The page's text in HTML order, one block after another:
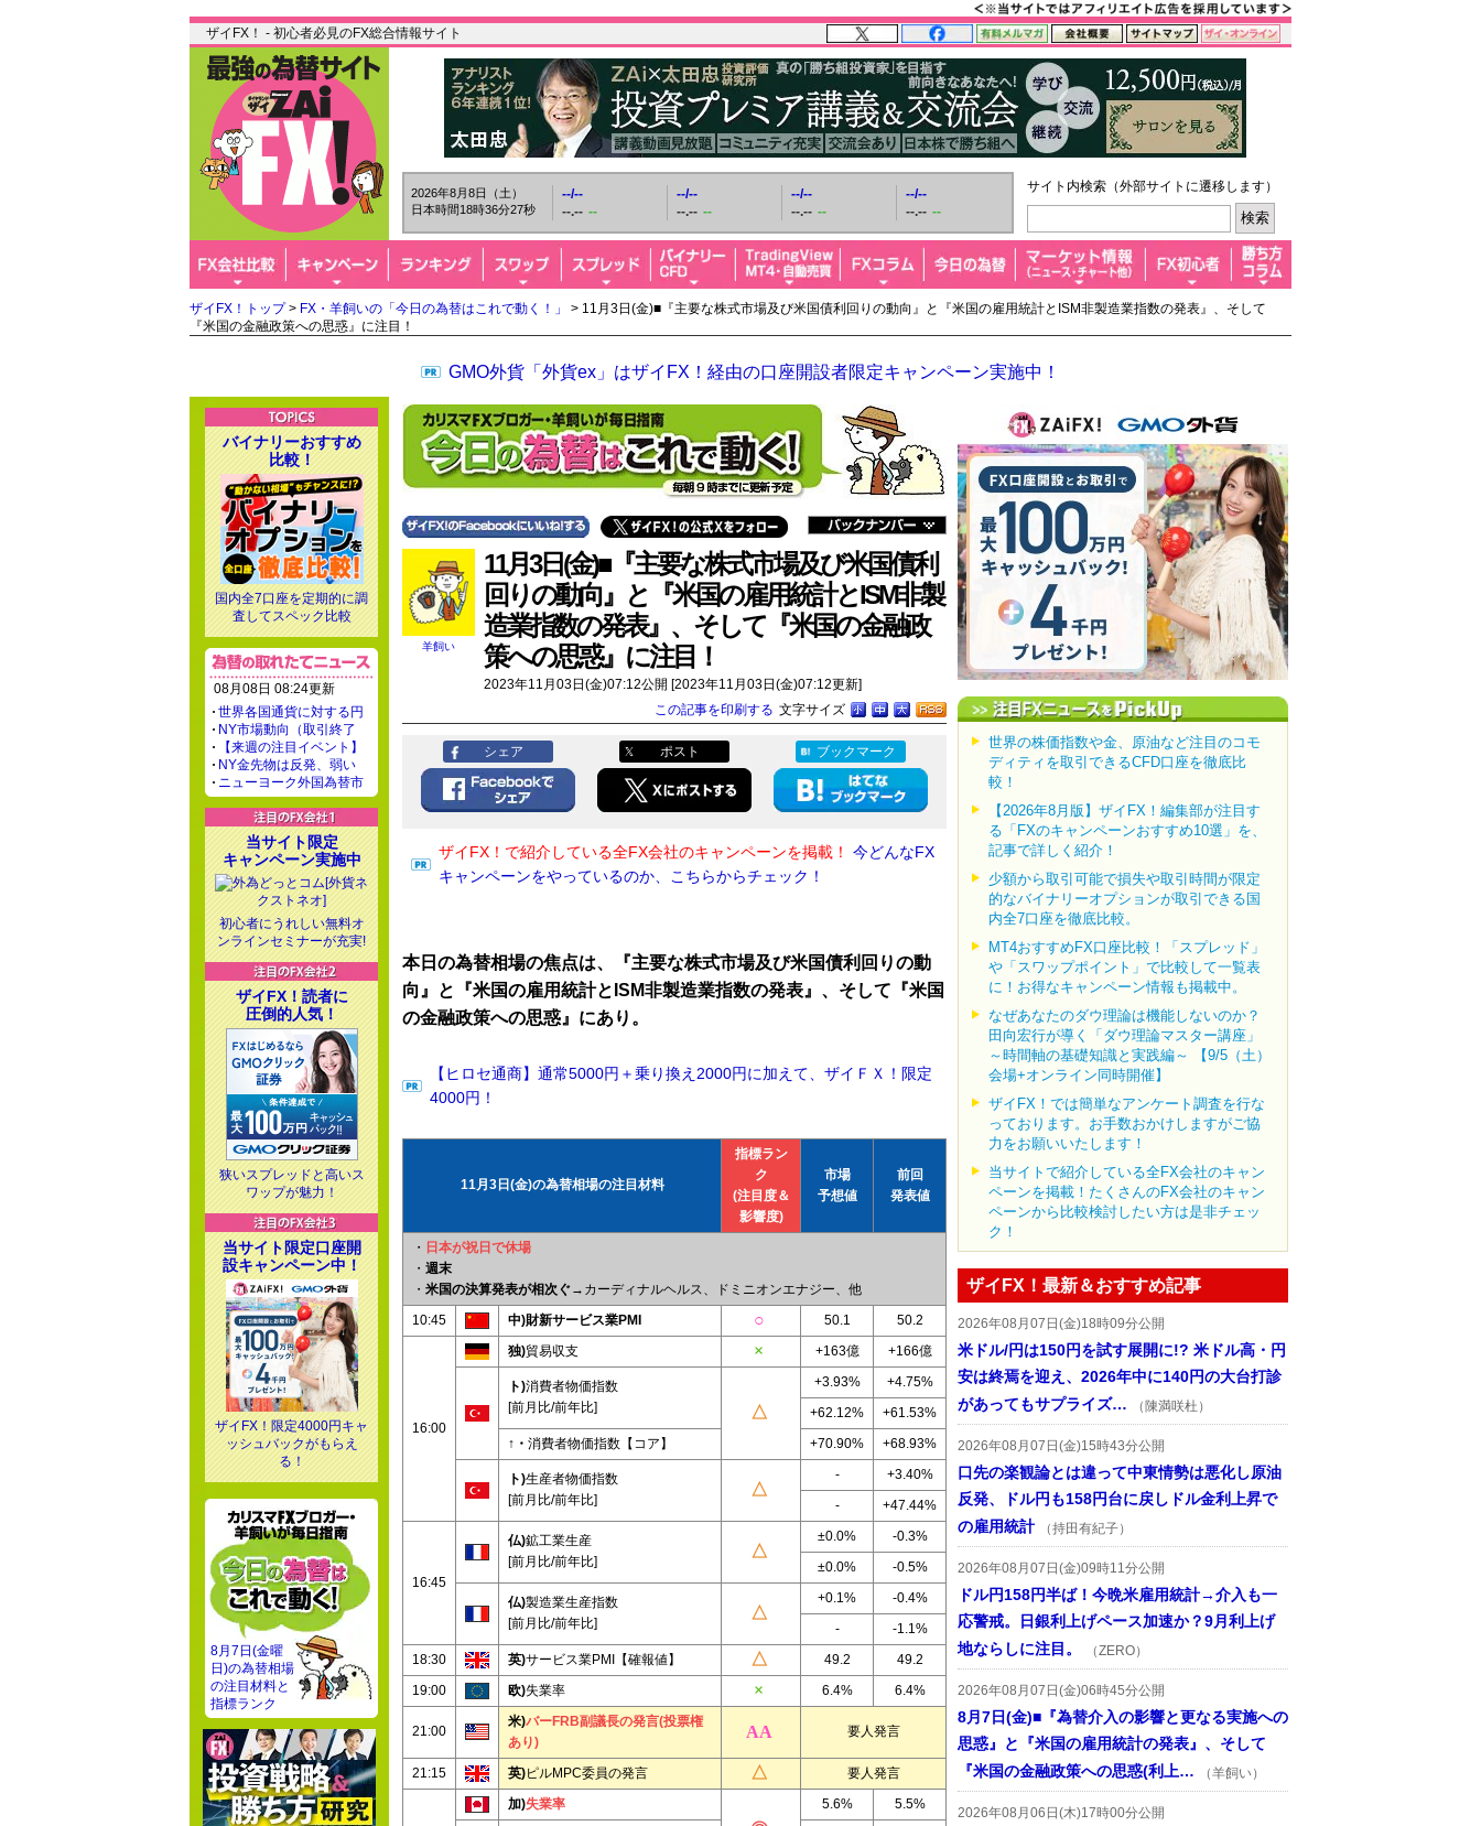
ザイFX！ - 初心者必見のFX総合情報サイト
2026年8月8日（土）
日本時間18時36分28秒
--/--
--.-- --
--/--
--.-- --
--/--
--.-- --
--/--
--.-- --
サイト内検索（外部サイトに遷移します）
ザイFX！トップ> FX・羊飼いの「今日の為替はこれで動く！」
> 11月3日(金)■『主要な株式市場及び米国債利回りの動向』と『米国の雇用統計とISM非製造業指数の発表』、そして
『米国の金融政策への思惑』に注目！
GMO外貨「外貨ex」はザイFX！経由の口座開設者限定キャンペーン実施中！
羊飼い
11月3日(金)■『主要な株式市場及び米国債利
回りの動向』と『米国の雇用統計とISM非製
造業指数の発表』、そして『米国の金融政
策への思惑』に注目！
2023年11月03日(金)07:12公開 [2023年11月03日(金)07:12更新]
文字サイズ
この記事を印刷する
シェア ポスト ブックマーク
ザイFX！で紹介している全FX会社のキャンペーンを掲載！
今どんなFX
キャンペーンをやっているのか、こちらからチェック！
本日の為替相場の焦点は、『主要な株式市場及び米国債利回りの動
向』と『米国の雇用統計とISM非製造業指数の発表』、そして『米国
の金融政策への思惑』にあり。
【ヒロセ通商】通常5000円＋乗り換え2000円に加えて、ザイＦＸ！限定
4000円！
11月3日(金)の為替相場の注目材料
指標ラン
ク
(注目度＆
影響度)
市場
予想値
前回
発表値
・ 日本が祝日で休場
・ 週末
・ 米国の決算発表が相次ぐ→カーディナルヘルス、ドミニオンエナジー、他
10:45
中)財新サービス業PMI 50.1 50.2
16:00
独)貿易収支 +163億 +166億
ト)消費者物価指数
[前月比/前年比]
+3.93%
+4.75%
+62.12%
+61.53%
↑・ 消費者物価指数【コア】 +70.90% +68.93%
ト)生産者物価指数
[前月比/前年比]
-
+3.40%
-
+47.44%
16:45
仏)鉱工業生産
[前月比/前年比]
±0.0%
-0.3%
±0.0%
-0.5%
仏)製造業生産指数
[前月比/前年比]
+0.1%
-0.4%
-
-1.1%
18:30
英)サービス業PMI【確報値】 49.2
49.2
19:00
欧)失業率 6.4% 6.4%
21:00
米)バーFRB副議長の発言(投票権
あり)
要人発言
21:15 英)ピルMPC委員の発言 要人発言
加)失業率 5.6% 5.5%
世界の株価指数や金、原油など注目のコモ
ディティを取引できるCFD口座を徹底比
較！
【2026年8月版】ザイFX！編集部が注目す
る「FXのキャンペーンおすすめ10選」を、
記事で詳しく紹介！
少額から取引可能で損失や取引時間が限定
的なバイナリーオプションが取引できる国
内全7口座を徹底比較。
MT4おすすめFX口座比較！「スプレッド」
や「スワップポイント」で比較して一覧表
に！お得なキャンペーン情報も掲載中。
なぜあなたのダウ理論は機能しないのか？
田向宏行が導く「ダウ理論マスター講座」
～時間軸の基礎知識と実践編～ 【9/5（土）
会場+オンライン同時開催】
ザイFX！では簡単なアンケート調査を行な
っております。お手数おかけしますがご協
力をお願いいたします！
当サイトで紹介している全FX会社のキャン
ペーンを掲載！たくさんのFX会社のキャン
ペーンから比較検討したい方は是非チェッ
ク！
ザイFX！最新＆おすすめ記事
2026年08月07日(金)18時09分公開
米ドル/円は150円を試す展開に!? 米ドル高・円
安は終焉を迎え、2026年中に140円の大台打診
があってもサプライズ…
（陳満咲杜）
2026年08月07日(金)15時43分公開
口先の楽観論とは違って中東情勢は悪化し原油
反発、ドル円も158円台に戻しドル金利上昇で
の雇用統計
（持田有紀子）
2026年08月07日(金)09時11分公開
ドル円158円半ば！今晩米雇用統計→介入も一
応警戒。日銀利上げペース加速か？9月利上げ
地ならしに注目。
（ZERO）
2026年08月07日(金)06時45分公開
8月7日(金)■『為替介入の影響と更なる実施への
思惑』と『米国の雇用統計の発表』、そして
『米国の金融政策への思惑(利上…
（羊飼い）
2026年08月06日(木)17時00分公開
バイナリーおすすめ
比較！
国内全7口座を定期的に調
査してスペック比較
08月08日 08:24更新
世界各国通貨に対する円
NY市場動向（取引終了
【来週の注目イベント】
NY金先物は反発、弱い
ニューヨーク外国為替市
当サイト限定
キャンペーン実施中
初心者にうれしい無料オ
ンラインセミナーが充実!
ザイFX！読者に
圧倒的人気！
狭いスプレッドと高いス
ワップが魅力！
当サイト限定口座開
設キャンペーン中！
ザイFX！限定4000円キャ
ッシュバックがもらえ
る！
8月7日(金曜
日)の為替相場
の注目材料と
指標ランク